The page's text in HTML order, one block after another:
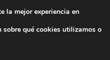
la mejor experiencia en
sobre qué cookies utilizamos o